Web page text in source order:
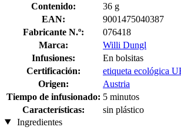
Contenido:
36 g
EAN:
9001475040387
Fabricante N.º:
076418
Marca:
Willi Dungl
Infusiones:
En bolsitas
Certificación:
etiqueta ecológica
Origen:
Austria
Tiempo de infusionado: 5 minutos
Características:
sin plástico
Ingredientes